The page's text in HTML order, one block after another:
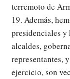
terremoto de
19. Además,
presidenciales y
alcaldes,
representantes,
ejercicio, son